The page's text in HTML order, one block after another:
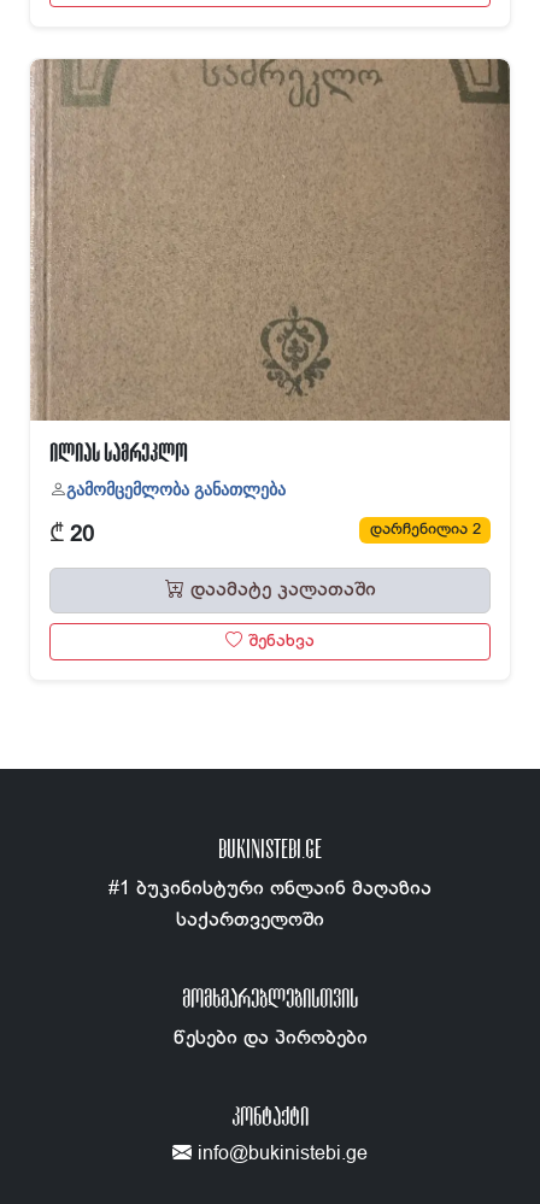
ილიას სამრეკლო
გამომცემლობა განათლება
₾ 20 დარჩენილია 2
დაამატე კალათაში
შენახვა
BUKINISTEBI.GE
#1 ბუკინისტური ონლაინ მაღაზია
საქართველოში
ᲛᲝᲛᲮᲛᲐᲠᲔᲑᲚᲔᲑᲘᲡᲗᲕᲘᲡ
წესები და პირობები
ᲙᲝᲜᲢᲐᲥᲢᲘ
info@bukinistebi.ge